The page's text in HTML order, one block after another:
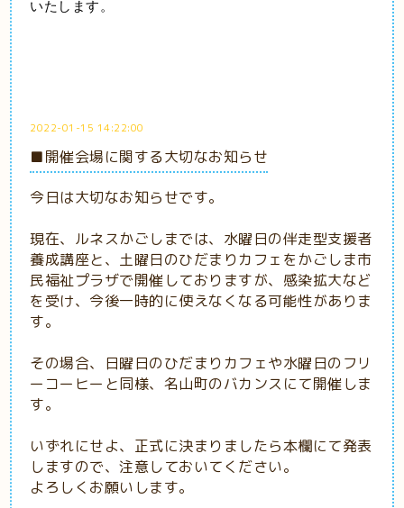
いたします。
2022-01-15 14:22:00
■開催会場に関する大切なお知らせ
今日は大切なお知らせです。
現在、ルネスかごしまでは、水曜日の伴走型支援者
養成講座と、土曜日のひだまりカフェをかごしま市
民福祉プラザで開催しておりますが、感染拡大など
を受け、今後一時的に使えなくなる可能性がありま
す。
その場合、日曜日のひだまりカフェや水曜日のフリ
ーコーヒーと同様、名山町のバカンスにて開催しま
す。
いずれにせよ、正式に決まりましたら本欄にて発表
しますので、注意しておいてください。
よろしくお願いします。